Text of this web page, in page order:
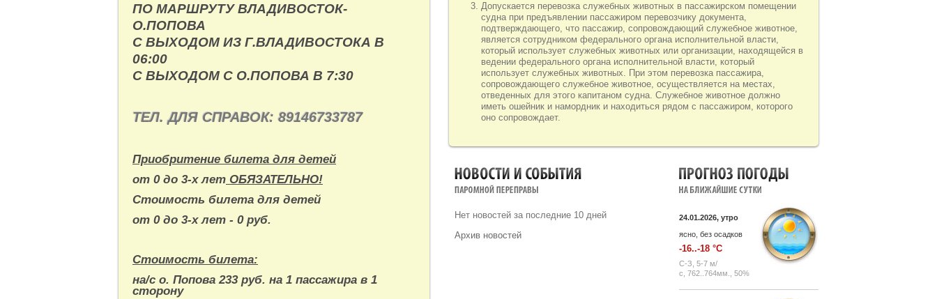
Допускается перевозка служебных животных в пассажирском помещении
судна при предъявлении пассажиром перевозчику документа,
подтверждающего, что пассажир, сопровождающий служебное животное,
является сотрудником федерального органа исполнительной власти,
который использует служебных животных или организации, находящейся в
ведении федерального органа исполнительной власти, который
использует служебных животных. При этом перевозка пассажира,
сопровождающего служебное животное, осуществляется на местах,
отведенных для этого капитаном судна. Служебное животное должно
иметь ошейник и намордник и находиться рядом с пассажиром, которого
оно сопровождает.
ПРОГНОЗ
ПОГОДЫ
НА БЛИЖАЙШИЕ
СУТКИ
24.01.2026, утро
ясно, без осадков
-16..-18 °C
С-З, 5-7 м/
с, 762..764мм., 50%
НОВОСТИ И СОБЫТИЯ
ПАРОМНОЙ ПЕРЕПРАВЫ
Нет новостей за последние 10 дней
Архив новостей
ПО МАРШРУТУ ВЛАДИВОСТОК-
О.ПОПОВА
С ВЫХОДОМ ИЗ Г.ВЛАДИВОСТОКА В
06:00
С ВЫХОДОМ С О.ПОПОВА В 7:30
ТЕЛ. ДЛЯ СПРАВОК: 89146733787
Приобритение билета для детей
от 0 до 3-х лет ОБЯЗАТЕЛЬНО!
Стоимость билета для детей
от 0 до 3-х лет - 0 руб.
Стоимость билета:
на/с о. Попова 233 руб. на 1 пассажира в 1
сторону